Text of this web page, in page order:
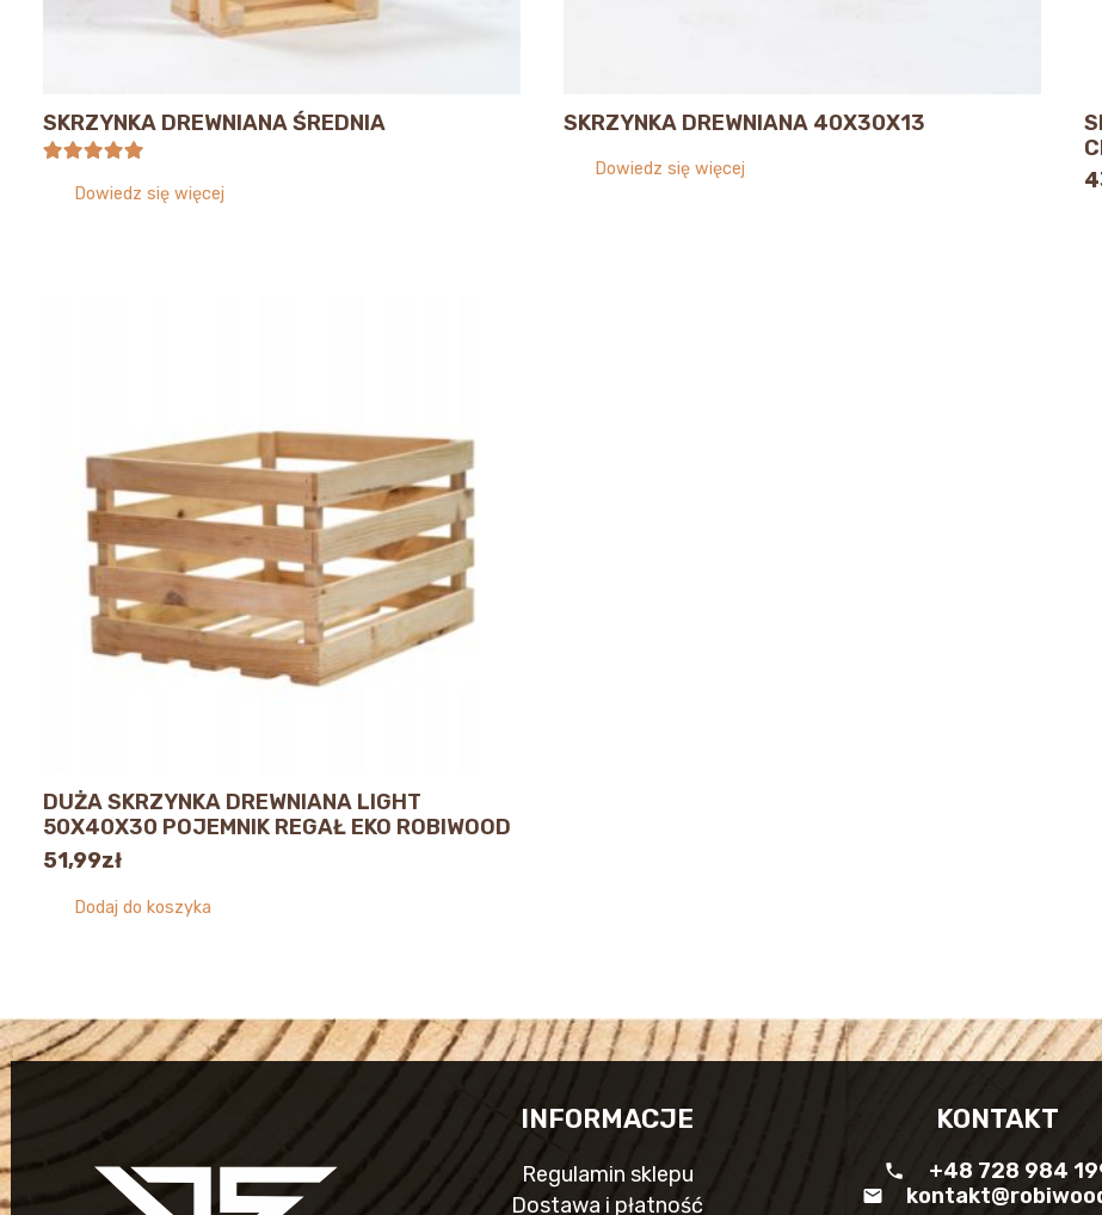
SKRZYNKA DREWNIANA ŚREDNIA
Dowiedz się więcej
SKRZYNKA DREWNIANA 40X30X13
Dowiedz się więcej
DUŻA SKRZYNKA DREWNIANA LIGHT
50X40X30 POJEMNIK REGAŁ EKO ROBIWOOD
51,99zł
Dodaj do koszyka
INFORMACJE
Regulamin sklepu
Dostawa i płatność
KONTAKT
phone +48 728 984
mail